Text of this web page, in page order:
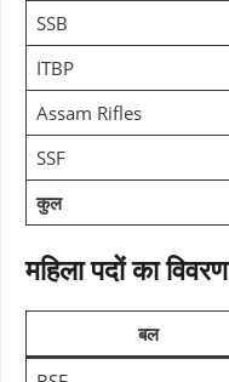
SSB
ITBP
Assam Rifles
SSF
कुल
महिला पदों का विवरण
बल